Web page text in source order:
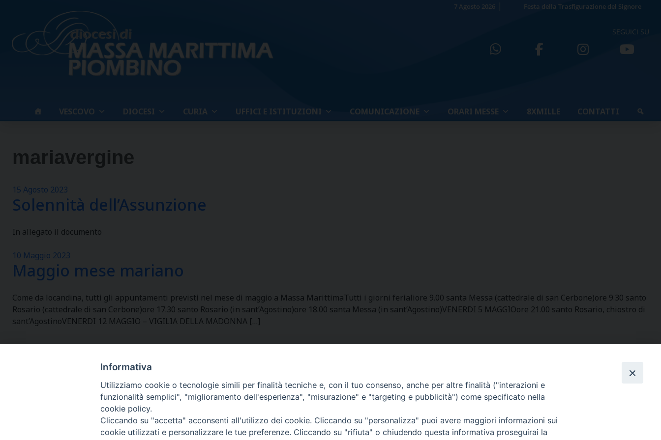
7 Agosto 2026 Festa della Trasfigurazione del Signore
SEGUICI SU
VESCOVO DIOCESI CURIA UFFICI E ISTITUZIONI COMUNICAZIONE ORARI MESSE 8XMILLE CONTATTI
mariavergine
15 Agosto 2023
Solennità dell’Assunzione
In allegato il documento
10 Maggio 2023
Maggio mese mariano
Come da locandina, tutti gli appuntamenti previsti nel mese di maggio a Massa MarittimaTutti i giorni ferialiore 9.00 santa Messa (cattedrale di san Cerbone)ore 9.30 santo
Rosario (cattedrale di san Cerbone)ore 17.30 santo Rosario (in sant’Agostino)ore 18.00 santa Messa (in sant’Agostino)VENERDI 5 MAGGIOore 21.00 santo Rosario, chiostro di
sant’AgostinoVENERDI 12 MAGGIO – VIGILIA DELLA MADONNA […]
P.zza Garibaldi 1 Tel: 0566 902039
Via Don Minzoni,58/A Tel e Fax: 0565 32036
Informativa
Utilizziamo cookie o tecnologie simili per finalità tecniche e, con il tuo consenso, anche per altre finalità ("interazioni e
funzionalità semplici", "miglioramento dell'esperienza", "misurazione" e "targeting e pubblicità") come specificato nella
cookie policy.
Cliccando su "accetta" acconsenti all'utilizzo dei cookie. Cliccando su "personalizza" puoi avere maggiori informazioni sui
cookie utilizzati e personalizzare le tue preferenze. Cliccando su "rifiuta" o chiudendo questa informativa proseguirai la